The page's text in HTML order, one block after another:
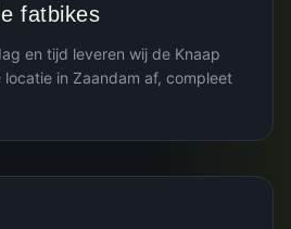
fatbikes
en tijd leveren wij de Knaap
locatie in Zaandam af, compleet